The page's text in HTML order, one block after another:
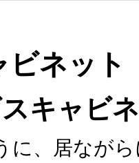
ネット
キャビ
に、居なが